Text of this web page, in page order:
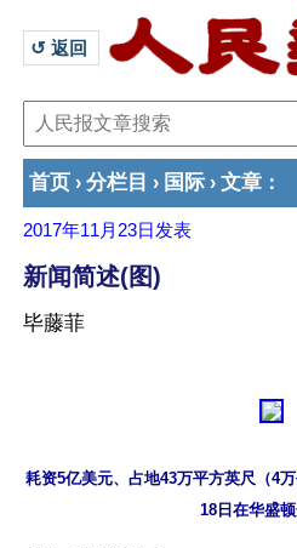
↺ 返回
首页 › 分栏目 › 国际 › 文章 ：
2017年11月23日 发表
新闻简述(图)
毕藤菲
耗资5亿美元、占地43万平方英尺（4